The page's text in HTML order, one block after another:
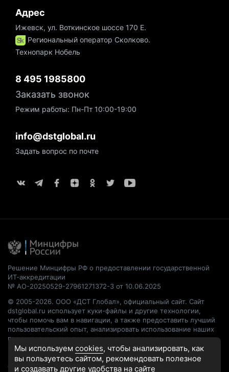
Адрес
Ижевск, ул. Воткинское шоссе 170 Е.
Региональный оператор Сколково.
Технопарк Нобель
8 495 1985800
Заказать звонок
Режим работы: Пн-Пт 10:00-19:00
info@dstglobal.ru
Задать вопрос по почте
Решение Минцифры РФ о предоставлении государственной
ИТ-аккредитации
№ АО-20250529-27961271372-3 от 10.06.2025
© 2005-2026. ООО «ДСТ Глобал», официальный сайт. Сайт
dstglobal.ru использует куки-файлы и другие технологии,
чтобы помочь вам в навигации, а также предоставить лучший
пользовательский опыт, анализировать использование наших
продуктов и услуг, повысить качество рекламных и
маркетинговых активностей. Если Вы не хотите, чтобы Ваши
пользовательские данные обрабатывались, пожалуйста,
ограничьте их использование в своём браузере.
Мы используем cookies, чтобы анализировать, как
вы пользуетесь сайтом, рекомендовать полезное
и создавать другие удобства на сайте